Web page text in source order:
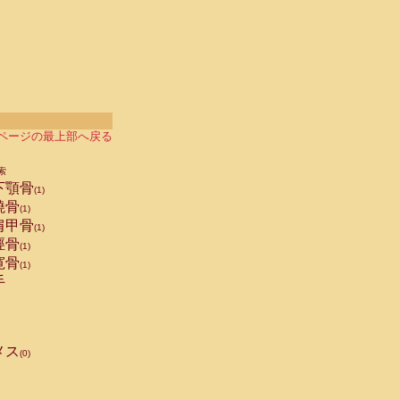
ージの最上部へ戻る
顎骨(1)
骨(1)
甲骨(1)
骨(1)
骨(1)
ス(0)